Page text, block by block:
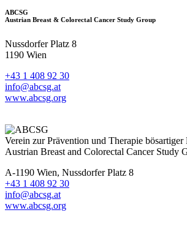
ABCSG
Austrian Breast & Colorectal Cancer Study Group
Nussdorfer Platz 8
1190 Wien
+43 1 408 92 30
info@abcsg.at
www.abcsg.org
Verein zur Prävention und Therapie bösartiger
Austrian Breast and Colorectal Cancer Study
A-1190 Wien, Nussdorfer Platz 8
+43 1 408 92 30
info@abcsg.at
www.abcsg.org